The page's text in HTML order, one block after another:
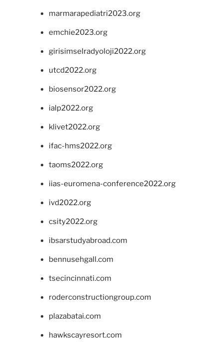
marmarapediatri2023.org
emchie2023.org
girisimselradyoloji2022.org
utcd2022.org
biosensor2022.org
ialp2022.org
klivet2022.org
ifac-hms2022.org
taoms2022.org
iias-euromena-conference2022.org
ivd2022.org
csity2022.org
ibsarstudyabroad.com
bennusehgall.com
tsecincinnati.com
roderconstructiongroup.com
plazabatai.com
hawkscayresort.com